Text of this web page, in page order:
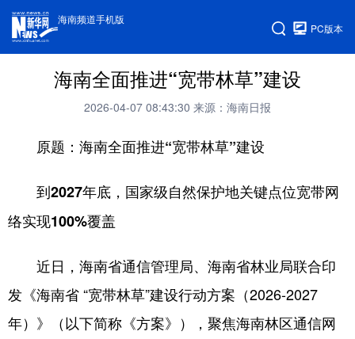
海南频道手机版
PC版本
海南全面推进“宽带林草”建设
2026-04-07 08:43:30 来源：海南日报
原题：海南全面推进“宽带林草”建设
到2027年底，国家级自然保护地关键点位宽带网
络实现100%覆盖
近日，海南省通信管理局、海南省林业局联合印
发《海南省 “宽带林草”建设行动方案（2026-2027
年）》（以下简称《方案》），聚焦海南林区通信网